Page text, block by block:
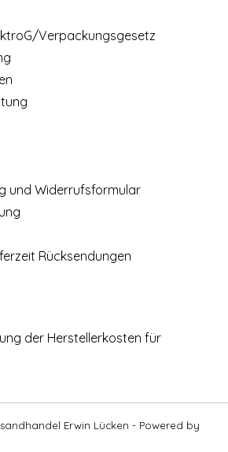
Verpackungsgesetz
und Widerrufsformular
Rücksendungen
der Herstellerkosten für
Erwin Lücken - Powered by